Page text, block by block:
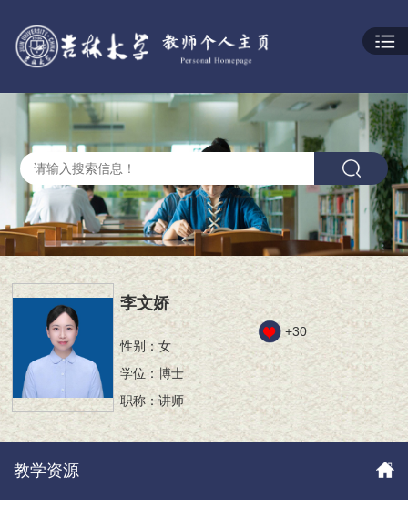
李文娇
性别：女
学位：博士
职称：讲师
+30
教学资源